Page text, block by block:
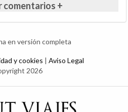
+
en versión completa
y cookies | Aviso Legal
2026